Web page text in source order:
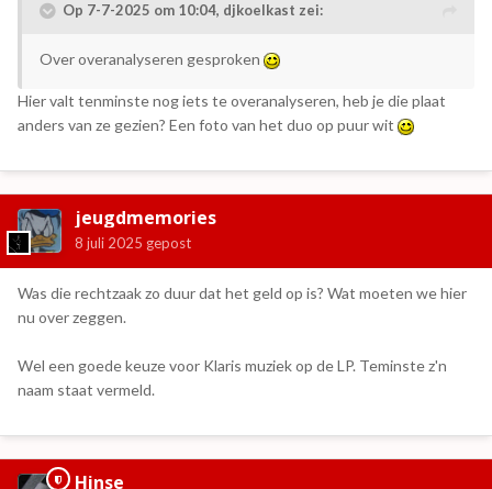
Op 7-7-2025 om 10:04, djkoelkast zei:
Over overanalyseren gesproken
Hier valt tenminste nog iets te overanalyseren, heb je die plaat
anders van ze gezien? Een foto van het duo op puur wit
jeugdmemories
8 juli 2025 gepost
Was die rechtzaak zo duur dat het geld op is? Wat moeten we hier
nu over zeggen.
Wel een goede keuze voor Klaris muziek op de LP. Teminste z'n
naam staat vermeld.
Hinse